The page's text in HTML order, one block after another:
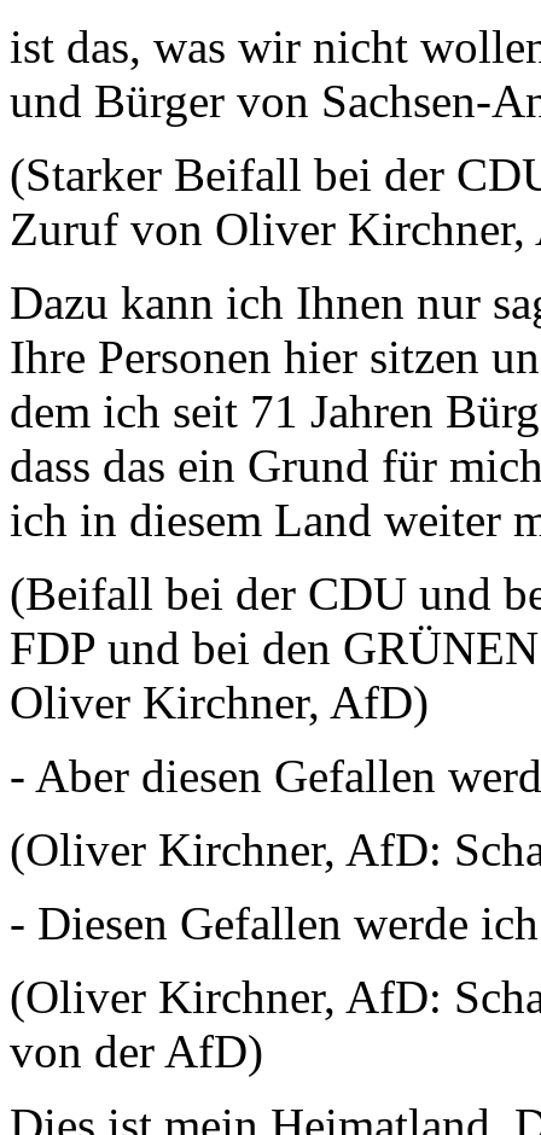
ist das, was wir nicht
und Bürger von Sachsen-
(Starker Beifall bei der
Zuruf von Oliver
Dazu kann ich Ihnen nur
Ihre Personen hier sitzen
dem ich seit 71 Jahren
dass das ein Grund für
ich in diesem Land weiter
(Beifall bei der CDU und
FDP und bei den
Oliver Kirchner, AfD)
- Aber diesen Gefallen
(Oliver Kirchner, AfD:
- Diesen Gefallen werde
(Oliver Kirchner, AfD:
von der AfD)